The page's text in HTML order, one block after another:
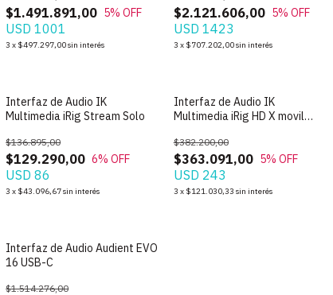
$1.491.891,00 5% OFF
USD 1001
3 x $497.297,00sin interés
$2.121.606,00 5% OFF
USD 1423
3 x $707.202,00sin interés
SIN STOCK
Interfaz de Audio IK
Multimedia iRig Stream Solo
$129.290,00
$136.895,00
6% OFF
USD 86
3 x $43.096,67sin interés
SIN STOCK
Interfaz de Audio IK
Multimedia iRig HD X movil
$363.091,00
$382.200,00
5% OFF
USD 243
3 x $121.030,33 sin interés
SIN STOCK
Interfaz de Audio Audient EVO
16 USB-C
$1.514.276,00